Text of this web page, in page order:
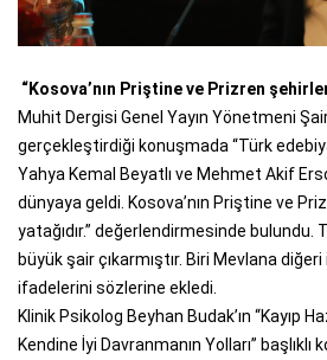
“Kosova’nın Priştine ve Prizren
Muhit Dergisi Genel Yayın Yönetmeni
gerçekleştirdiği konuşmada “Türk
Yahya Kemal Beyatlı ve Mehmet Akif
dünyaya geldi. Kosova’nın Priştine ve
yatağıdır.” değerlendirmesinde bulundu.
büyük şair çıkarmıştır. Biri Mevlana diğeri
ifadelerini sözlerine ekledi.
Klinik Psikolog Beyhan Budak’ın “Kayıp
Kendine İyi Davranmanın Yolları” başlıklı